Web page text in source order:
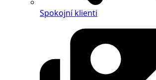
Spokojní klienti